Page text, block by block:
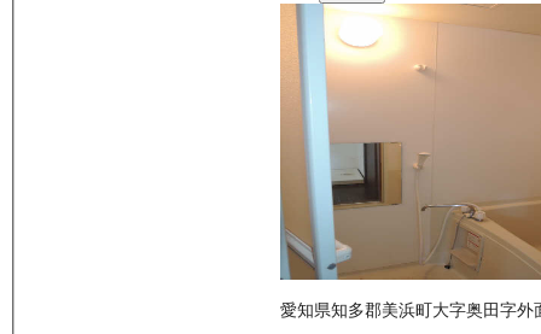
愛知県知多郡美浜町大字奥田字外